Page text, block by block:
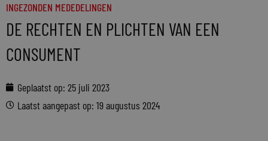
INGEZONDEN MEDEDELINGEN
DE RECHTEN EN PLICHTEN VAN EEN
CONSUMENT
Geplaatst op: 25 juli 2023
Laatst aangepast op: 19 augustus 2024